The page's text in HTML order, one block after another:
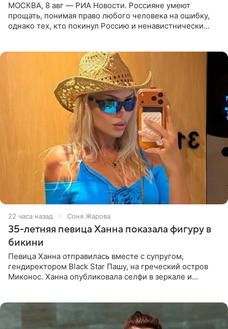
МОСКВА, 8 авг — РИА Новости. Россияне умеют
прощать, понимая право любого человека на ошибку,
однако тех, кто покинул Россию и ненавистнически
22 часа назад Соня Жарова
35-летняя певица Ханна показала фигуру в
бикини
Певица Ханна отправилась вместе с супругом,
гендиректором Black Star Пашу, на греческий остров
Миконос. Ханна опубликовала селфи в зеркале и